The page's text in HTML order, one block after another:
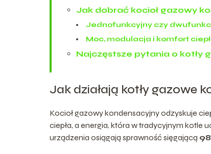
Jak dobrać kocioł gazowy
Jednofunkcyjny czy
Moc, modulacja i komfort
Najczęstsze pytania o kotły
Jak działają kotły gazowe
Kocioł gazowy kondensacyjny odzyskuje
ciepła, a energia, która w tradycyjnym kotle
urządzenia osiągają sprawność sięgającą